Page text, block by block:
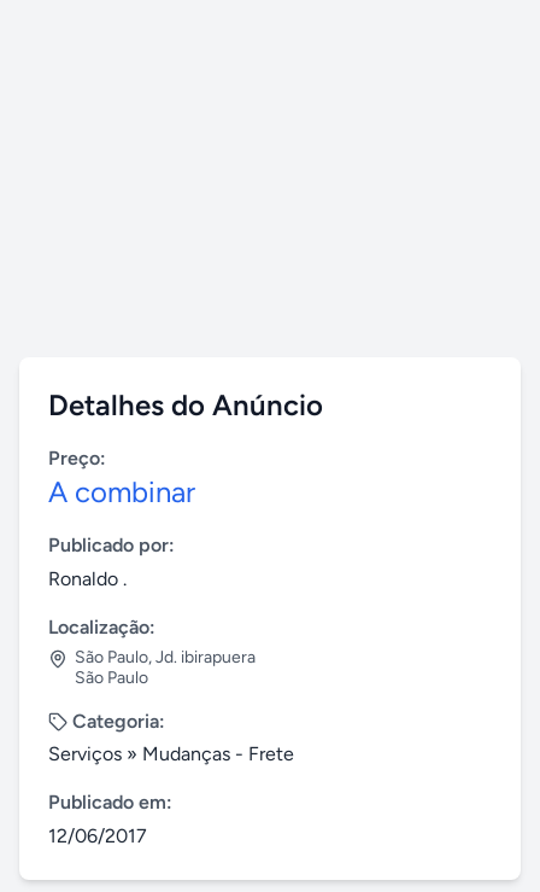
Detalhes do Anúncio
Preço:
A combinar
Publicado por:
Ronaldo .
Localização:
São Paulo,Jd. ibirapuera
São Paulo
Categoria:
Serviços » Mudanças - Frete
Publicado em:
12/06/2017